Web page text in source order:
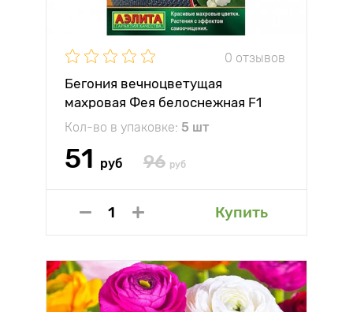
0 отзывов
Бегония вечноцветущая
махровая Фея белоснежная F1
Аэлита
Кол-во в упаковке: 5 шт
51 руб 96 руб
Купить